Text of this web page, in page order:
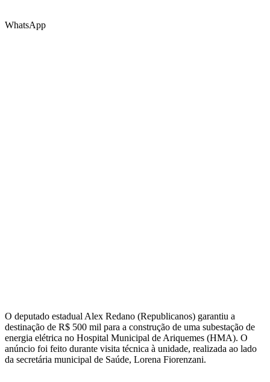
WhatsApp
O deputado estadual Alex Redano (Republicanos) garantiu a
destinação de R$ 500 mil para a construção de uma subestação de
energia elétrica no Hospital Municipal de Ariquemes (HMA). O
anúncio foi feito durante visita técnica à unidade, realizada ao lado
da secretária municipal de Saúde, Lorena Fiorenzani.